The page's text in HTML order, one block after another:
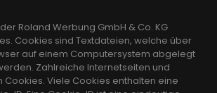
Roland Werbung GmbH & Co. KG
Cookies sind Textdateien, welche über
auf einem Computersystem abgelegt
Zahlreiche Internetseiten und
Cookies. Viele Cookies enthalten eine